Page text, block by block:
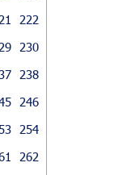
222
230
238
246
254
262